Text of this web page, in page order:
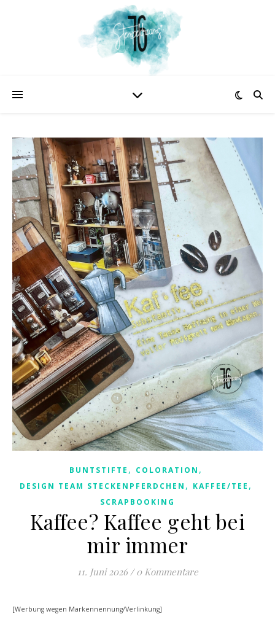
BUNTSTIFTE , COLORATION ,
DESIGN TEAM STECKENPFERDCHEN , KAFFEE/TEE ,
SCRAPBOOKING
Kaffee? Kaffee geht bei
mir immer
11. Juni 2026 / 0 Kommentare
[Werbung wegen Markennennung/Verlinkung]